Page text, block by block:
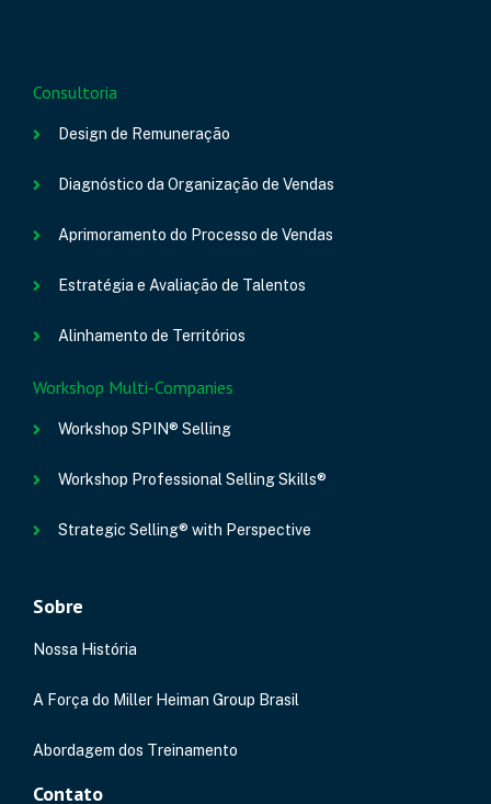
Consultoria
Design de Remuneração
Diagnóstico da Organização de Vendas
Aprimoramento do Processo de Vendas
Estratégia e Avaliação de Talentos
Alinhamento de Territórios
Workshop Multi-Companies
Workshop SPIN® Selling
Workshop Professional Selling Skills®
Strategic Selling® with Perspective
Sobre
Nossa História
A Força do Miller Heiman Group Brasil
Abordagem dos Treinamento
Contato